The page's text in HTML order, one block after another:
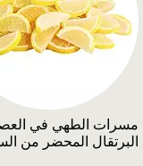
مسرات الطهي في
البرتقال المحضر من